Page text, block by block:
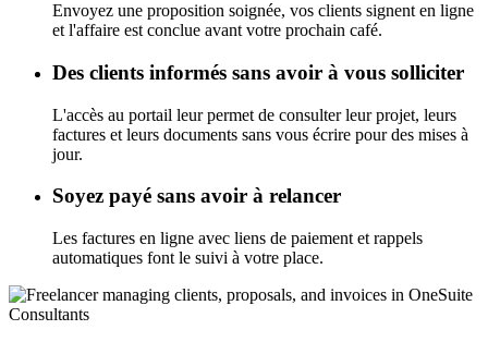
Envoyez une proposition soignée, vos clients signent en ligne
et l'affaire est conclue avant votre prochain café.
Des clients informés sans avoir à vous solliciter
L'accès au portail leur permet de consulter leur projet, leurs
factures et leurs documents sans vous écrire pour des mises à
jour.
Soyez payé sans avoir à relancer
Les factures en ligne avec liens de paiement et rappels
automatiques font le suivi à votre place.
Consultants